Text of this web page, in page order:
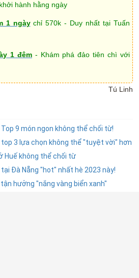
khởi hành hằng ngày
1 ngàychỉ 570k - Duy nhất tại Tuấn
1 đêm - Khám phá đảo tiên chì với
Tú Linh
9 món ngon không thể chối từ!
top 3 lựa chọn không thể "tuyệt vời" hơn
Huế không thể chối từ
Đà Nẵng "hot" nhất hè 2023 này!
hưởng "nắng vàng biển xanh"